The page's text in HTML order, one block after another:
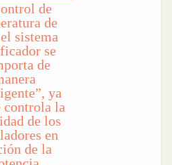
de
de
sistema
se
de
ya
controla la
de los
en
de la